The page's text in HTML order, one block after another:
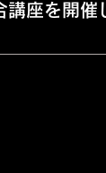
座を開催